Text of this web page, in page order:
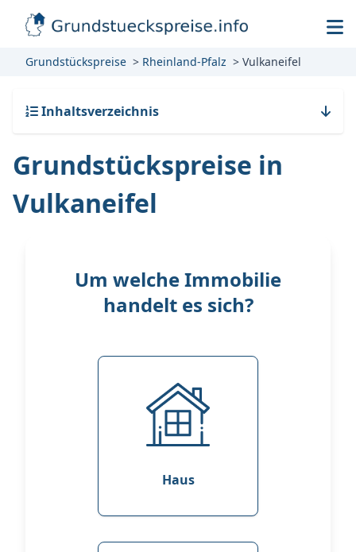
Grundstückspreise Rheinland-Pfalz Vulkaneifel
Inhaltsverzeichnis
Grundstückspreise in
Vulkaneifel
Um welche Immobilie
handelt es sich?
Haus